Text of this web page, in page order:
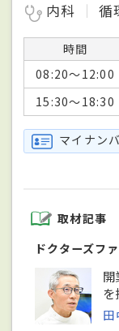
内科
循
時間
08:20～12:00
15:30～18:30
マイナン
取材記事
ドクターズフ
開
田